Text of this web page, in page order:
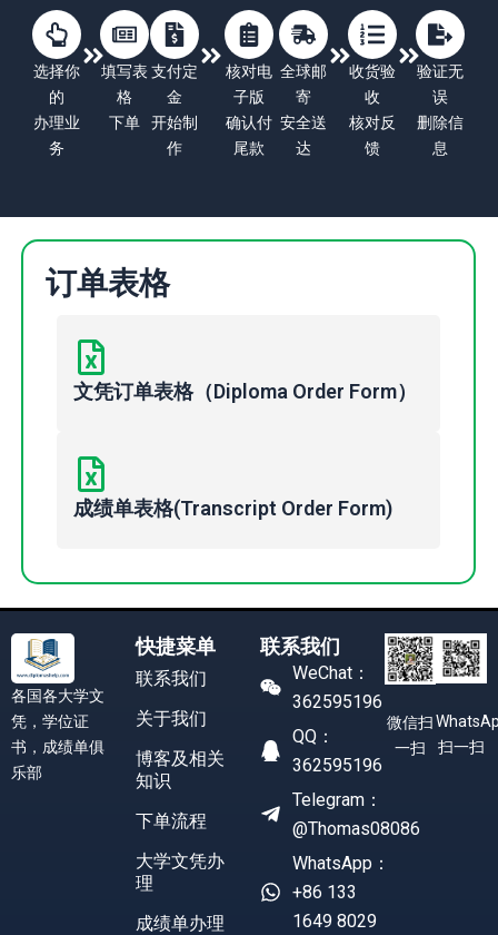
选择你
的
办理业
务
填写表
格
下单
支付定
金
开始制
作
核对电
子版
确认付
尾款
全球邮
寄
安全送
达
收货验
收
核对反
馈
验证无
误
删除信
息
订单表格
文凭订单表格（Diploma Order Form）
成绩单表格(Transcript Order Form)
各国各大学文
凭，学位证
书，成绩单俱
乐部
快捷菜单
联系我们
关于我们
博客及相关
知识
下单流程
大学文凭办
理
成绩单办理
联系我们
WeChat：
362595196
QQ：
362595196
Telegram：
@Thomas08086
WhatsApp：
+86 133
1649 8029
微信扫
一扫
扫一扫